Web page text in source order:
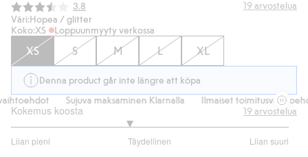
Keskimääräinen luokitus:
3.8 19 arvostelua
Väri:Hopea / glitter
Koko:XS Loppuunmyyty verkossa
XS S M L XL
Denna product går inte längre att köpa
Sujuva maksaminen Klarnalla Ilmaiset
Kokemus koosta
Liian pieni Täydellinen Liian suuri
/
19 arvostelua